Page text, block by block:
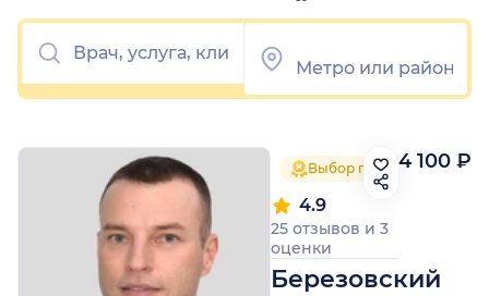
Выбор пациентов 2025
Березовский
4.9
25 отзывов и 3
оценки
4 100 ₽